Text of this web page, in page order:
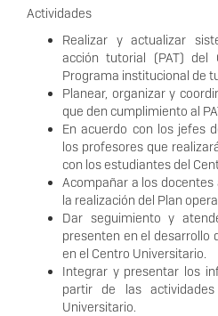
Actividades
Realizar y actualizar
acción tutorial (PAT) del
Programa institucional de
Planear, organizar y
que den cumplimiento al
En acuerdo con los jefes
los profesores que
con los estudiantes del
Acompañar a los
la realización del Plan
Dar seguimiento y
presenten en el desarrollo
en el Centro Universitario.
Integrar y presentar los
partir de las
Universitario.